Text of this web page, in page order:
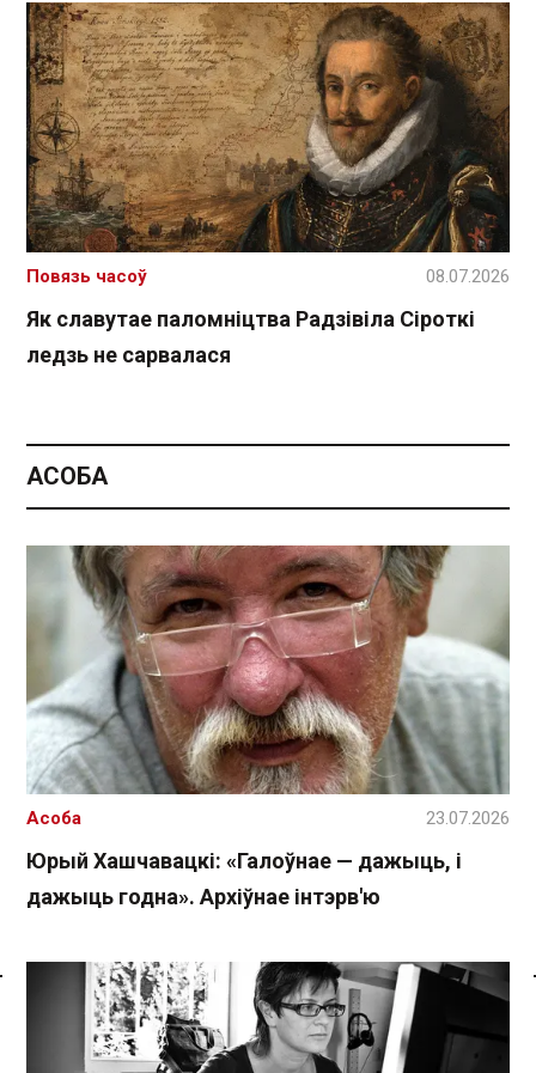
Спасылка без VPN
Як славутае паломніцтва Радзівіла Сіроткі
ледзь не сарвалася
Повязь часоў 08.07.2026
АСОБА
Юрый Хашчавацкі: «Галоўнае — дажыць, і
дажыць годна». Архіўнае інтэрв'ю
Асоба 23.07.2026